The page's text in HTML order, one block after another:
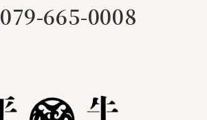
079-665-0008